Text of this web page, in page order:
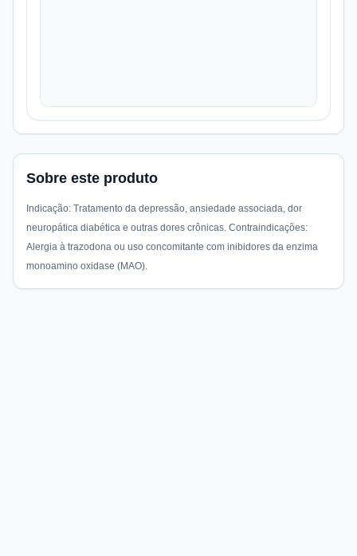
Sobre este produto
Indicação: Tratamento da depressão, ansiedade associada, dor
neuropática diabética e outras dores crônicas. Contraindicações:
Alergia à trazodona ou uso concomitante com inibidores da enzima
monoamino oxidase (MAO).